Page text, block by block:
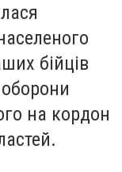
бійців
на кордон